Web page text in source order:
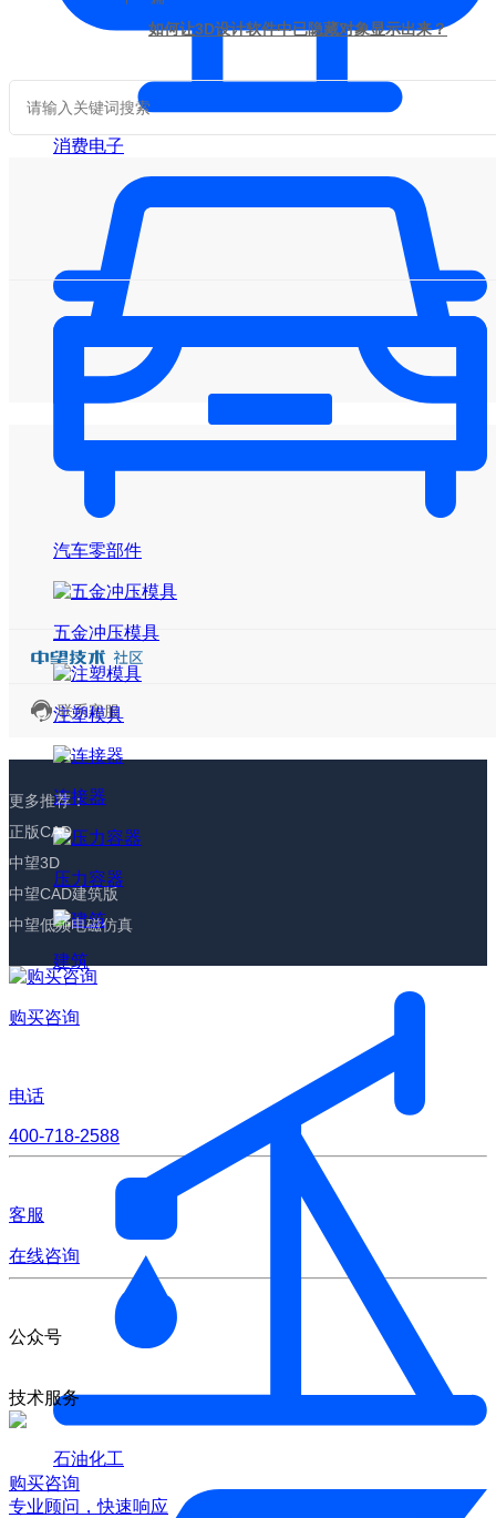
消费电子
汽车零部件
五金冲压模具
注塑模具
连接器
压力容器
建筑
石油化工
如何让3D设计软件中已隐藏对象显示出来？
联系客服
更多推荐：
正版CAD
中望3D
中望CAD建筑版
中望低频电磁仿真
购买咨询
电话
400-718-2588
客服
在线咨询
公众号
技术服务
购买咨询
专业顾问，快速响应